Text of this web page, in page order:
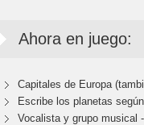
Ahora en juego:
Capitales de Europa
Escribe los planetas
Vocalista y grupo musical